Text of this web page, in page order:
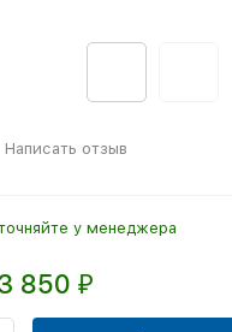
Написать отзыв
у менеджера
850 ₽